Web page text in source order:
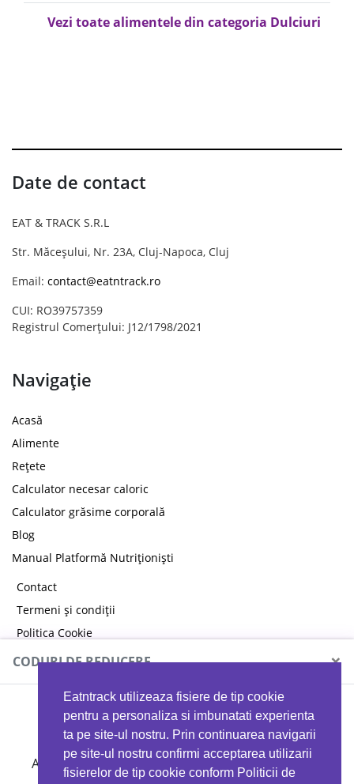
Eatntrack utilizeaza fisiere de tip cookie
pentru a personaliza si imbunatati experienta
ta pe site-ul nostru. Prin continuarea navigarii
pe site-ul nostru confirmi acceptarea utilizarii
fisierelor de tip cookie conform Politicii de
Vezi toate alimentele din categoria Dulciuri
Date de contact
EAT & TRACK S.R.L
Str. Măceșului, Nr. 23A, Cluj-Napoca, Cluj
Email: contact@eatntrack.ro
CUI: RO39757359
Registrul Comerțului: J12/1798/2021
Navigație
Acasă
Alimente
Rețete
Calculator necesar caloric
Calculator grăsime corporală
Blog
Manual Platformă Nutriționiști
Contact
Termeni și condiții
Politica Cookie
Politica de confidențialitate
CODURI DE REDUCERE ×
MYPROTEIN
Ai 40%reducere la orice comandă folosind codul